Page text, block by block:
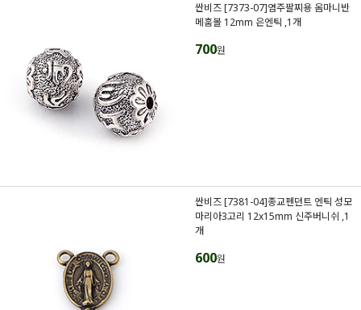
싼비즈 [7373-07]염주팔찌용 옴마니반
메훔볼 12mm 은엔틱 ,1개
700원
싼비즈 [7381-04]종교펜던트 엔틱 성모
마리아3고리 12x15mm 신주버니쉬 ,1
개
600원